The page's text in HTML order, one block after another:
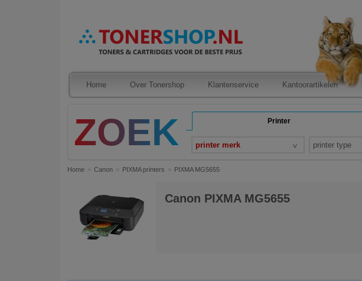
Home Over Tonershop Klantenservice Kantoorartikelen
Printer
printer merk printer type
Home Canon PIXMA printers PIXMA MG5655
Canon PIXMA MG5655